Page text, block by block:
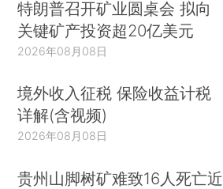
特朗普召开矿业圆桌会 拟向
关键矿产投资超20亿美元
2026年08月08日
境外收入征税 保险收益计税
详解(含视频)
2026年08月08日
贵州山脚树矿难致16人死亡近